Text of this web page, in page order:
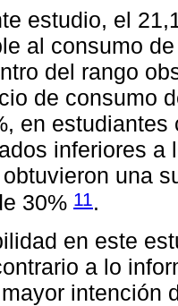
estudio, el
al consumo
del rango
de consumo
en
inferiores a
una
30% 11.
en este
a lo
intención